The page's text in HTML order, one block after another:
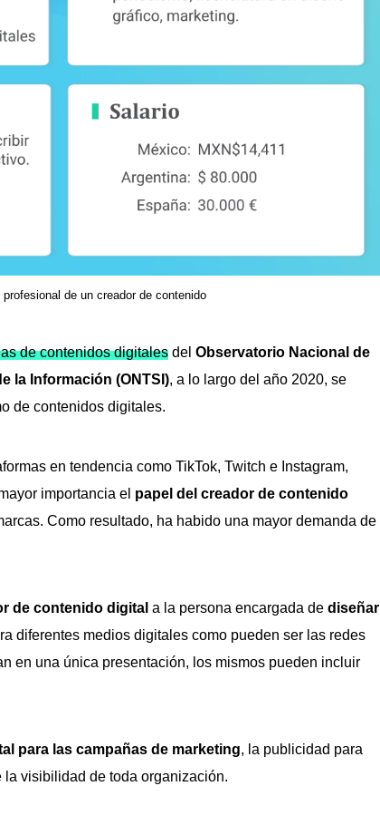
de un creador de contenido
de contenidos digitales del Observatorio Nacional de
la Información (ONTSI), a lo largo del año 2020, se
de contenidos digitales.
en tendencia como TikTok, Twitch e Instagram,
importancia el papel del creador de contenido
Como resultado, ha habido una mayor demanda de
de contenido digital a la persona encargada de diseñar
diferentes medios digitales como pueden ser las redes
en una única presentación, los mismos pueden incluir
para las campañas de marketing, la publicidad para
la visibilidad de toda organización.